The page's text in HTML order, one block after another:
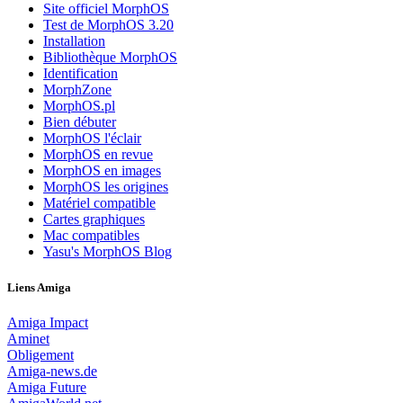
Site officiel MorphOS
Test de MorphOS 3.20
Installation
Bibliothèque MorphOS
Identification
MorphZone
MorphOS.pl
Bien débuter
MorphOS l'éclair
MorphOS en revue
MorphOS en images
MorphOS les origines
Matériel compatible
Cartes graphiques
Mac compatibles
Yasu's MorphOS Blog
Liens Amiga
Amiga Impact
Aminet
Obligement
Amiga-news.de
Amiga Future